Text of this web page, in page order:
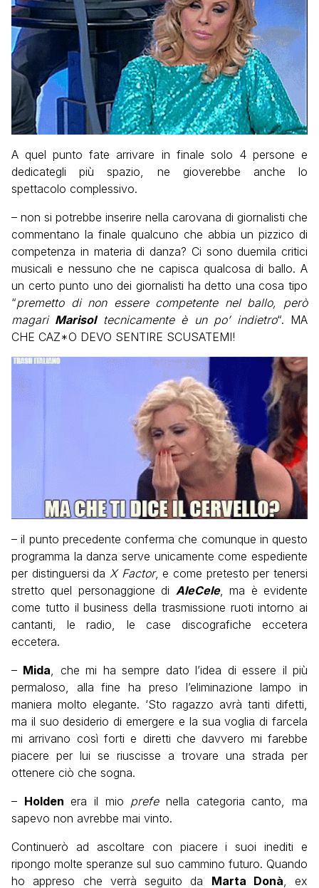
A quel punto fate arrivare in finale solo 4 persone e
dedicategli più spazio, ne gioverebbe anche lo
spettacolo complessivo.
– non si potrebbe inserire nella carovana di giornalisti che
commentano la finale qualcuno che abbia un pizzico di
competenza in materia di danza? Ci sono duemila critici
musicali e nessuno che ne capisca qualcosa di ballo. A
un certo punto uno dei giornalisti ha detto una cosa tipo
“premetto di non essere competente nel ballo, però
magari Marisoltecnicamente è un po’ indietro“. MA
CHE CAZ*O DEVO SENTIRE SCUSATEMI!
– il punto precedente conferma che comunque in questo
programma la danza serve unicamente come espediente
per distinguersi da X Factor, e come pretesto per tenersi
stretto quel personaggione di AleCele, ma è evidente
come tutto il business della trasmissione ruoti intorno ai
cantanti, le radio, le case discografiche eccetera
eccetera.
– Mida , che mi ha sempre dato l’idea di essere il più
permaloso, alla fine ha preso l’eliminazione lampo in
maniera molto elegante. ‘Sto ragazzo avrà tanti difetti,
ma il suo desiderio di emergere e la sua voglia di farcela
mi arrivano così forti e diretti che davvero mi farebbe
piacere per lui se riuscisse a trovare una strada per
ottenere ciò che sogna.
– Holden era il mio prefenella categoria canto, ma
sapevo non avrebbe mai vinto.
Continuerò ad ascoltare con piacere i suoi inediti e
ripongo molte speranze sul suo cammino futuro. Quando
ho appreso che verrà seguito da Marta Donà , ex